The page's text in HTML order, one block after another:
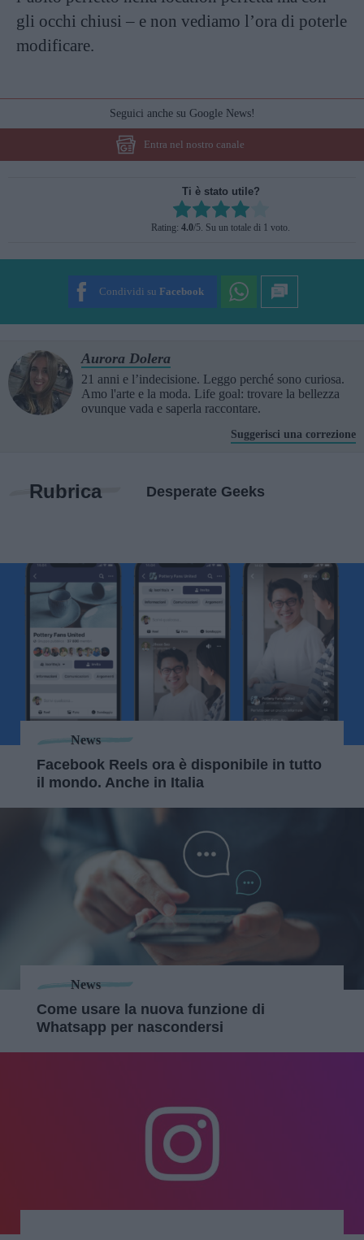
gli occhi chiusi – e non vediamo l’ora di poterle
modificare.
Seguici anche su Google News!
Entra nel nostro canale
Ti è stato utile?
Rate this item:
SUBMIT RATING
Rating: 4.0/5. Su un totale di 1 voto.
Condividi su Facebook
Aurora Dolera
21 anni e l’indecisione. Leggo perché sono curiosa.
Amo l'arte e la moda. Life goal: trovare la bellezza
ovunque vada e saperla raccontare.
Suggerisci una correzione
Rubrica Desperate Geeks
News
Facebook Reels ora è disponibile in tutto
il mondo. Anche in Italia
News
Come usare la nuova funzione di
Whatsapp per nascondersi